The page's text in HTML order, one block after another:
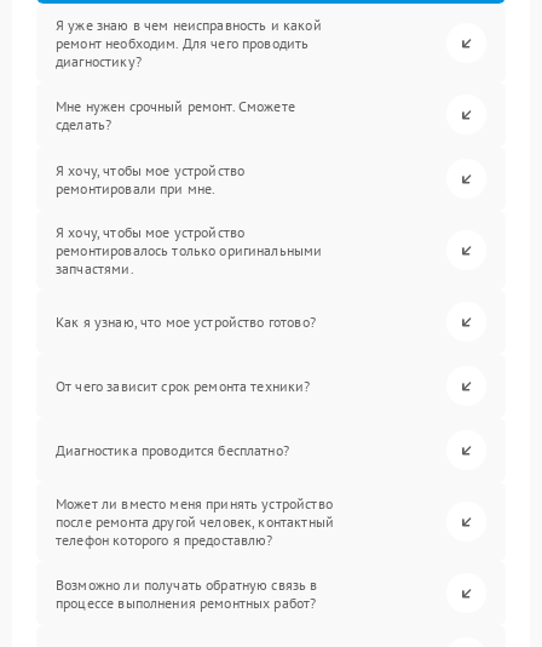
Я уже знаю в чем неисправность и какой
ремонт необходим. Для чего проводить
диагностику?
Мне нужен срочный ремонт. Сможете
сделать?
Я хочу, чтобы мое устройство
ремонтировали при мне.
Я хочу, чтобы мое устройство
ремонтировалось только оригинальными
запчастями.
Как я узнаю, что мое устройство готово?
От чего зависит срок ремонта техники?
Диагностика проводится бесплатно?
Может ли вместо меня принять устройство
после ремонта другой человек, контактный
телефон которого я предоставлю?
Возможно ли получать обратную связь в
процессе выполнения ремонтных работ?